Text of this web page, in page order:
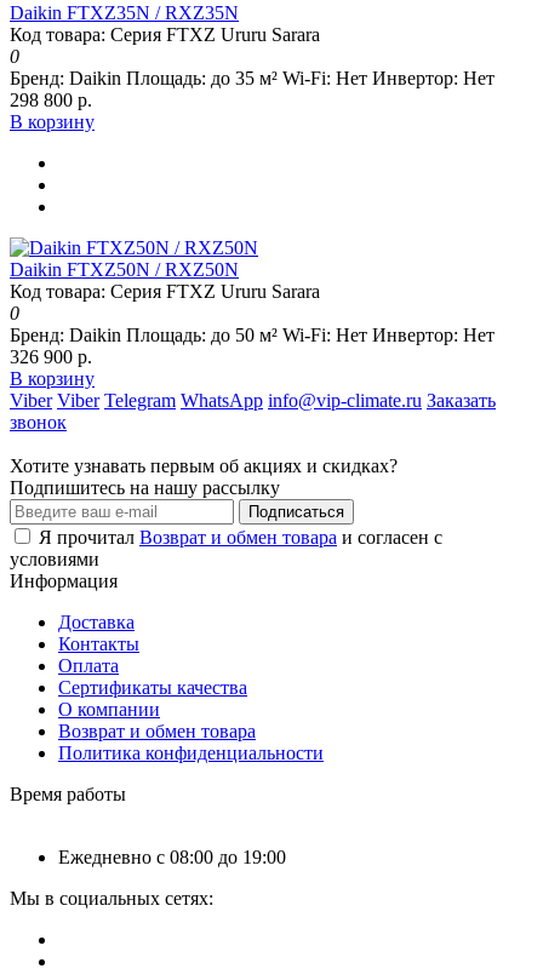
Daikin FTXZ35N / RXZ35N
Код товара: Серия FTXZ Ururu Sarara
0
Бренд: Daikin Площадь: до 35 м² Wi-Fi: Нет Инвертор: Нет
298 800 р.
В корзину
Daikin FTXZ50N / RXZ50N
Код товара: Серия FTXZ Ururu Sarara
0
Бренд: Daikin Площадь: до 50 м² Wi-Fi: Нет Инвертор: Нет
326 900 р.
В корзину
Viber Viber Telegram WhatsApp info@vip-climate.ru Заказать
звонок
Хотите узнавать первым об акциях и скидках?
Подпишитесь на нашу рассылку
Подписаться
Я прочитал Возврат и обмен товара и согласен с
условиями
Информация
Доставка
Контакты
Оплата
Сертификаты качества
О компании
Возврат и обмен товара
Политика конфиденциальности
Время работы
Ежедневно с 08:00 до 19:00
Мы в социальных сетях: